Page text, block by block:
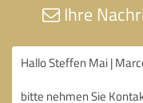
Ihre